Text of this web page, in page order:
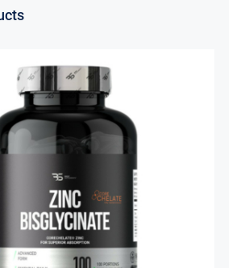
Bisglicinat 20 mg – Zinc
CoreChelate®, 100
kapsula
Svi proizvodi Vitaminko
1.350,00рсд